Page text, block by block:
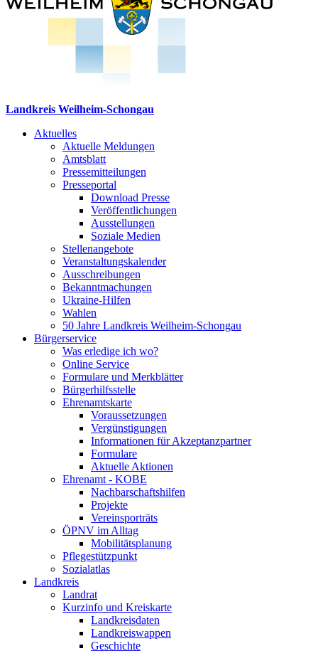
Landkreis Weilheim-Schongau
Aktuelles
Aktuelle Meldungen
Amtsblatt
Pressemitteilungen
Presseportal
Download Presse
Veröffentlichungen
Ausstellungen
Soziale Medien
Stellenangebote
Veranstaltungskalender
Ausschreibungen
Bekanntmachungen
Ukraine-Hilfen
Wahlen
50 Jahre Landkreis Weilheim-Schongau
Bürgerservice
Was erledige ich wo?
Online Service
Formulare und Merkblätter
Bürgerhilfsstelle
Ehrenamtskarte
Voraussetzungen
Vergünstigungen
Informationen für Akzeptanzpartner
Formulare
Aktuelle Aktionen
Ehrenamt - KOBE
Nachbarschaftshilfen
Projekte
Vereinsporträts
ÖPNV im Alltag
Mobilitätsplanung
Pflegestützpunkt
Sozialatlas
Landkreis
Landrat
Kurzinfo und Kreiskarte
Landkreisdaten
Landkreiswappen
Geschichte